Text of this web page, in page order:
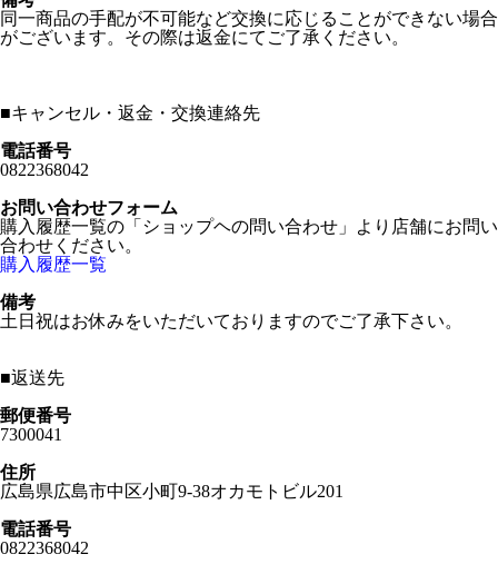
同一商品の手配が不可能など交換に応じることができない場合
がございます。その際は返金にてご了承ください。
■キャンセル・返金・交換連絡先
電話番号
0822368042
お問い合わせフォーム
購入履歴一覧の「ショップヘの問い合わせ」より店舗にお問い
合わせください。
購入履歴一覧
備考
土日祝はお休みをいただいておりますのでご了承下さい。
■返送先
郵便番号
7300041
住所
広島県広島市中区小町9-38オカモトビル201
電話番号
0822368042